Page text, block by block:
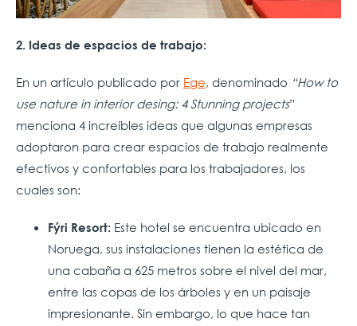
2. Ideas de espacios de trabajo:
En un artículo publicado por Ege, denominado “How to
use nature in interior desing: 4 Stunning projects”
menciona 4 increíbles ideas que algunas empresas
adoptaron para crear espacios de trabajo realmente
efectivos y confortables para los trabajadores, los
cuales son:
Fýri Resort: Este hotel se encuentra ubicado en
Noruega, sus instalaciones tienen la estética de
una cabaña a 625 metros sobre el nivel del mar,
entre las copas de los árboles y en un paisaje
impresionante. Sin embargo, lo que hace tan